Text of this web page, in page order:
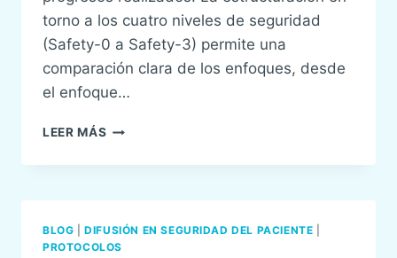
torno a los cuatro niveles de seguridad
(Safety-0 a Safety-3) permite una
comparación clara de los enfoques, desde
el enfoque…
LEER MÁS DIFUSIÓN:
ON
PERIOPERATIVE
PATIENT
BLOG |DIFUSIÓN EN SEGURIDAD DEL PACIENTE
PROTOCOLOS